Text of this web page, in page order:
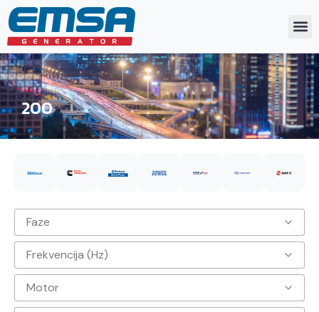
200
Faze
3
Frekvencija (Hz)
50hz
Motor